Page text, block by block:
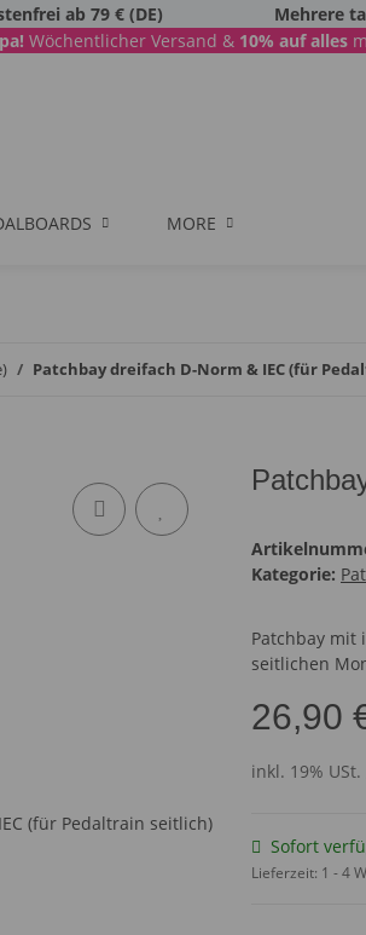
ab 79 € (DE) Mehrere
Wöchentlicher Versand & 10% auf alles
MORE
Patchbay dreifach D-Norm & IEC (für
Kategorie:
Patchbay mit
seitlichen
26,90
inkl. 19% USt.
Sofort
Lieferzeit: 1 - 4